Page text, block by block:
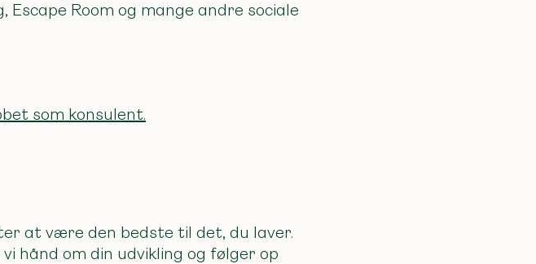
Room og mange andre sociale
som konsulent.
at være den bedste til det, du laver.
hånd om din udvikling og følger op